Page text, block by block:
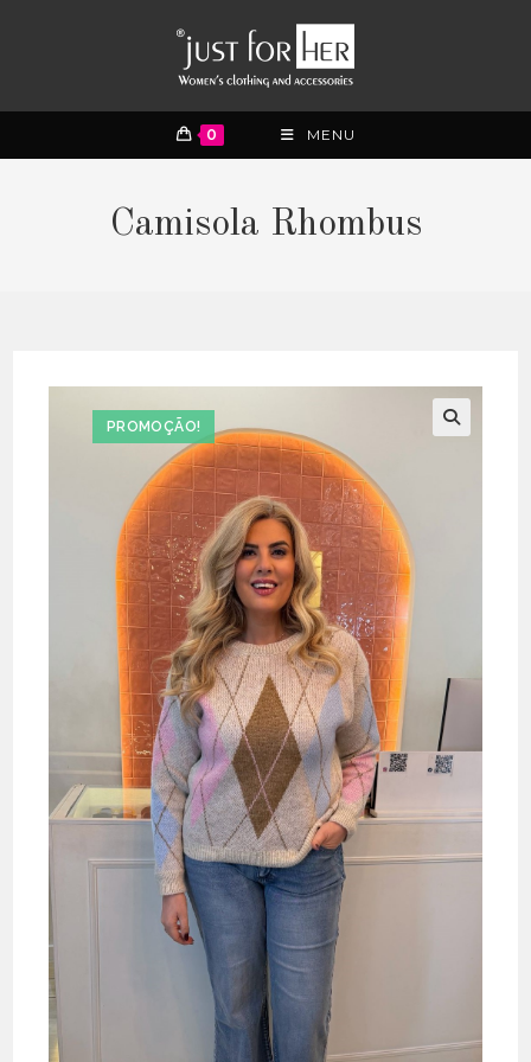
0 MENU
Camisola Rhombus
PROMOÇÃO!